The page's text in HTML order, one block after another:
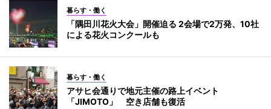
暮らす・働く
「隅田川花火大会」開催迫る 2会場で2万発、10社
による花火コンクールも
暮らす・働く
アサヒ会通りで地元主催の路上イベント
「JIMOTO」 空き店舗も復活